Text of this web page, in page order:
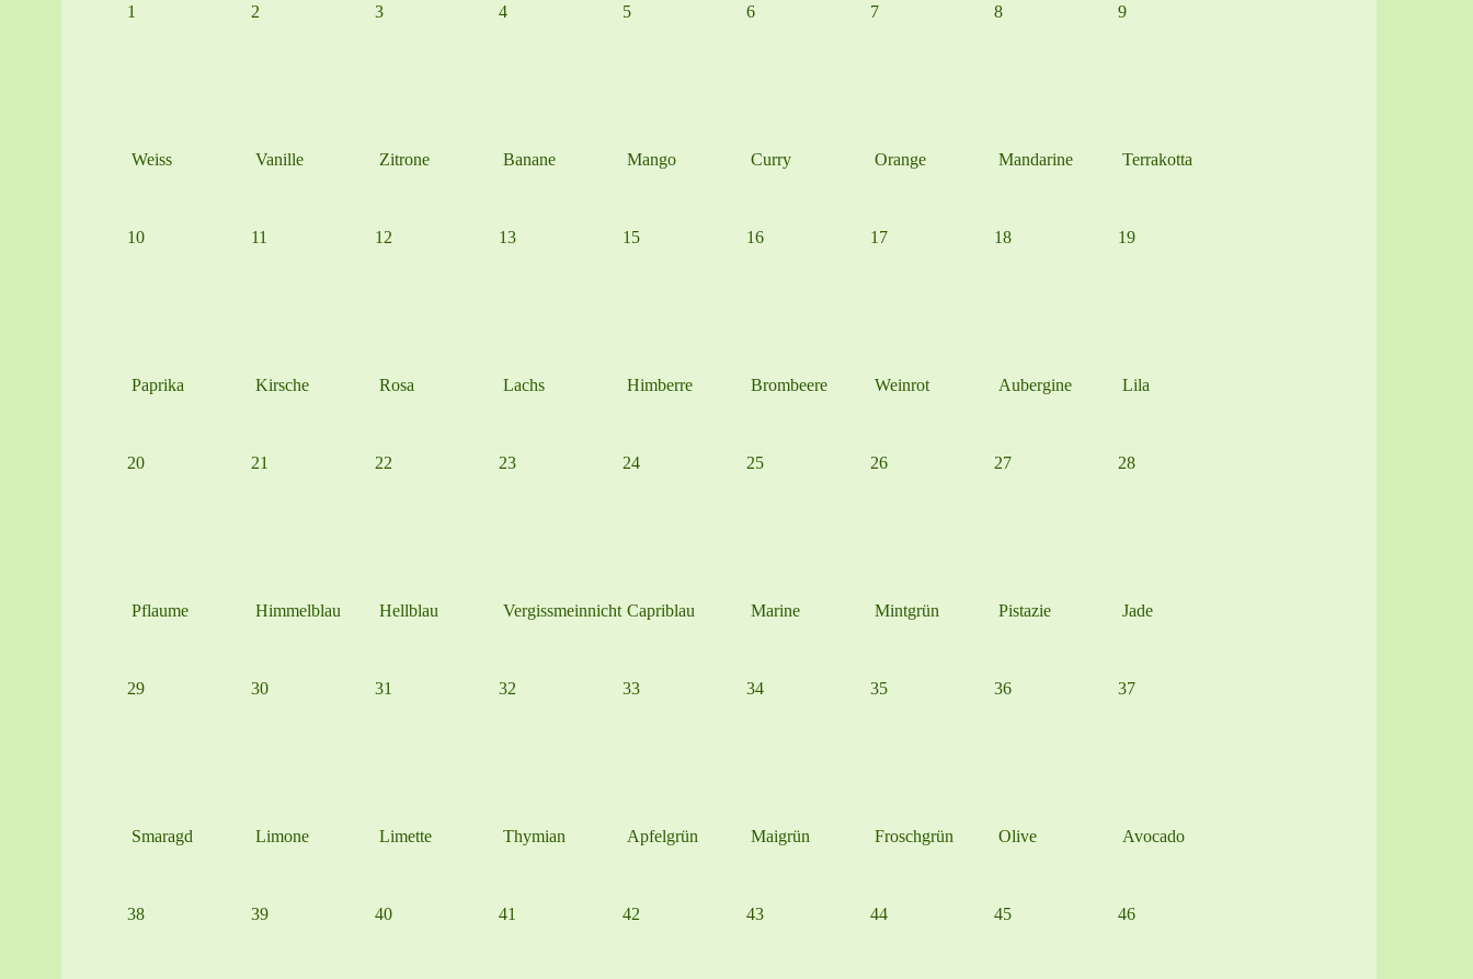
1
Weiss
2
Vanille
3
Zitrone
4
Banane
5
Mango
6
Curry
7
Orange
8
Mandarine
9
Terrakotta
10
Paprika
11
Kirsche
12
Rosa
13
Lachs
15
Himberre
16
Brombeere
17
Weinrot
18
Aubergine
19
Lila
20
Pflaume
21
Himmelblau
22
Hellblau
23
Vergissmeinnicht
24
Capriblau
25
Marine
26
Mintgrün
27
Pistazie
28
Jade
29
Smaragd
30
Limone
31
Limette
32
Thymian
33
Apfelgrün
34
Maigrün
35
Froschgrün
36
Olive
37
Avocado
38 39 40 41 42 43 44 45 46